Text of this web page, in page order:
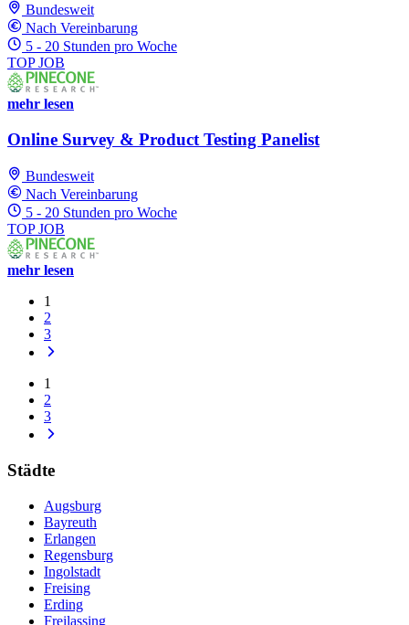
Bundesweit
Nach Vereinbarung
5 - 20 Stunden pro Woche
TOP JOB
mehr lesen
Online Survey & Product Testing Panelist
Bundesweit
Nach Vereinbarung
5 - 20 Stunden pro Woche
TOP JOB
mehr lesen
1
2
3
1
2
3
Städte
Augsburg
Bayreuth
Erlangen
Regensburg
Ingolstadt
Freising
Erding
Freilassing